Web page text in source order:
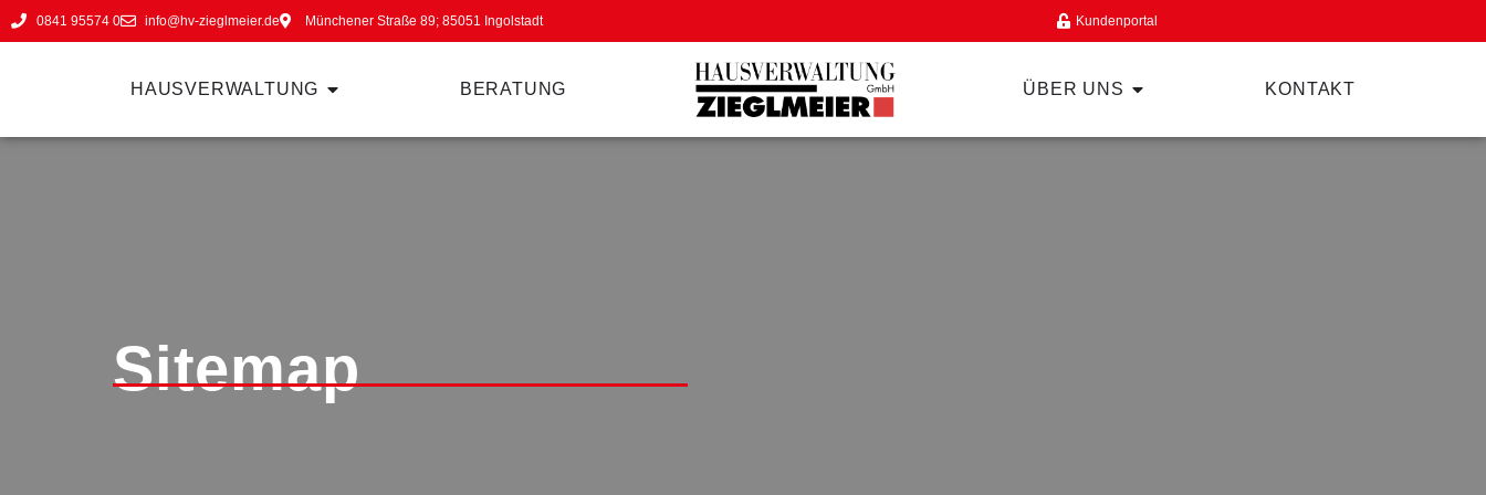
0841 95574 0 info@hv-zieglmeier.de Münchener Straße 89; 85051 Ingolstadt Kundenportal
HAUSVERWALTUNG BERATUNG ÜBER UNS KONTAKT
Sitemap